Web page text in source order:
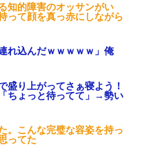
知的障害のオッサンがい
って顔を真っ赤にしながら
れ込んだｗｗｗｗｗ」俺
盛り上がってさぁ寝よう！
ちょっと待ってて」→勢い
。こんな完璧な容姿を持っ
ってた